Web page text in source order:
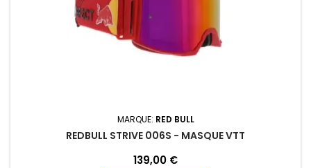
MARQUE: RED BULL
REDBULL STRIVE 006S - MASQUE VTT
139,00 €